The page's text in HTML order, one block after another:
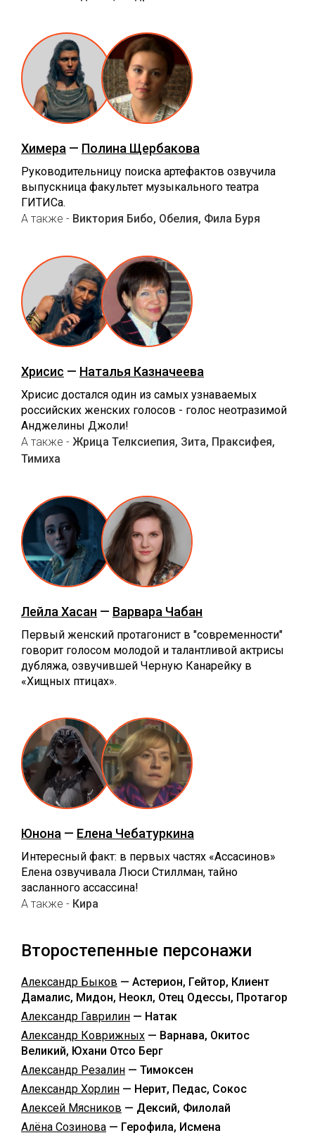
Химера — Полина Щербакова
Руководительницу поиска артефактов озвучила
выпускница факультет музыкального театра
ГИТИСа.
А также - Виктория Бибо, Обелия, Фила Буря
Хрисис — Наталья Казначеева
Хрисис достался один из самых узнаваемых
российских женских голосов - голос неотразимой
Анджелины Джоли!
А также - Жрица Телксиепия, Зита, Праксифея,
Тимиха
Лейла Хасан — Варвара Чабан
Первый женский протагонист в "современности"
говорит голосом молодой и талантливой актрисы
дубляжа, озвучившей Черную Канарейку в
«‎Хищных птицах».
Юнона — Елена Чебатуркина
Интересный факт: в первых частях «Ассасинов»
Елена озвучивала Люси Стиллман, тайно
засланного ассассина!
А также - Кира
Второстепенные персонажи
Александр Быков — Астерион, Гейтор, Клиент
Дамалис, Мидон, Неокл, Отец Одессы, Протагор
Александр Гаврилин — Натак
Александр Коврижных — Варнава, Окитос
Великий, Юхани Отсо Берг
Александр Резалин — Тимоксен
Александр Хорлин — Нерит, Педас, Сокос
Алексей Мясников — Дексий, Филолай
Алёна Созинова — Герофила, Исмена